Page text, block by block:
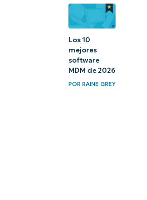
Los 10
mejores
software
MDM de 2026
PORRAINE GREY